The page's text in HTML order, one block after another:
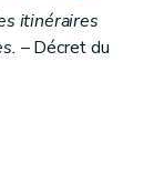
itinéraires
– Décret du